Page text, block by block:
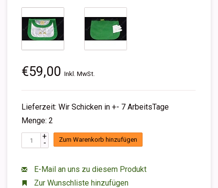
€59,00 Inkl. MwSt.
Lieferzeit: Wir Schicken in +- 7 ArbeitsTage
Menge: 2
+
- Zum Warenkorb hinzufügen
E-Mail an uns zu diesem Produkt
Zur Wunschliste hinzufügen